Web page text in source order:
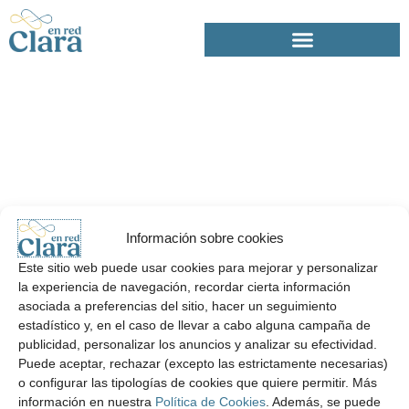
Información sobre cookies
Este sitio web puede usar cookies para mejorar y personalizar
la experiencia de navegación, recordar cierta información
asociada a preferencias del sitio, hacer un seguimiento
estadístico y, en el caso de llevar a cabo alguna campaña de
publicidad, personalizar los anuncios y analizar su efectividad.
Puede aceptar, rechazar (excepto las estrictamente necesarias)
o configurar las tipologías de cookies que quiere permitir. Más
información en nuestra Política de Cookies . Además, se puede
al